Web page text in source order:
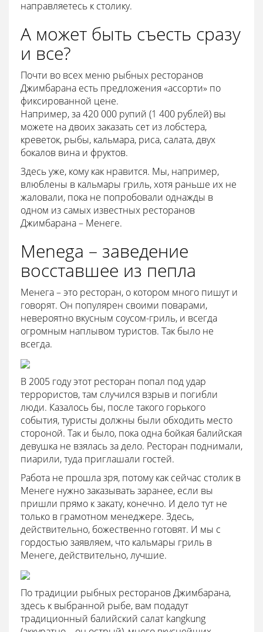
направляетесь к столику.
А может быть съесть сразу
и все?
Почти во всех меню рыбных ресторанов
Джимбарана есть предложения «ассорти» по
фиксированной цене.
Например, за 420 000 рупий (1 400 рублей) вы
можете на двоих заказать сет из лобстера,
креветок, рыбы, кальмара, риса, салата, двух
бокалов вина и фруктов.
Здесь уже, кому как нравится. Мы, например,
влюблены в кальмары гриль, хотя раньше их не
жаловали, пока не попробовали однажды в
одном из самых известных ресторанов
Джимбарана – Менеге.
Menega – заведение
восставшее из пепла
Менега – это ресторан, о котором много пишут и
говорят. Он популярен своими поварами,
невероятно вкусным соусом-гриль, и всегда
огромным наплывом туристов. Так было не
всегда.
В 2005 году этот ресторан попал под удар
террористов, там случился взрыв и погибли
люди. Казалось бы, после такого горького
события, туристы должны были обходить место
стороной. Так и было, пока одна бойкая балийская
девушка не взялась за дело. Ресторан поднимали,
пиарили, туда приглашали гостей.
Работа не прошла зря, потому как сейчас столик в
Менеге нужно заказывать заранее, если вы
пришли прямо к закату, конечно. И дело тут не
только в грамотном менеджере. Здесь,
действительно, божественно готовят. И мы с
гордостью заявляем, что кальмары гриль в
Менеге, действительно, лучшие.
По традиции рыбных ресторанов Джимбарана,
здесь к выбранной рыбе, вам подадут
традиционный балийский салат kangkung